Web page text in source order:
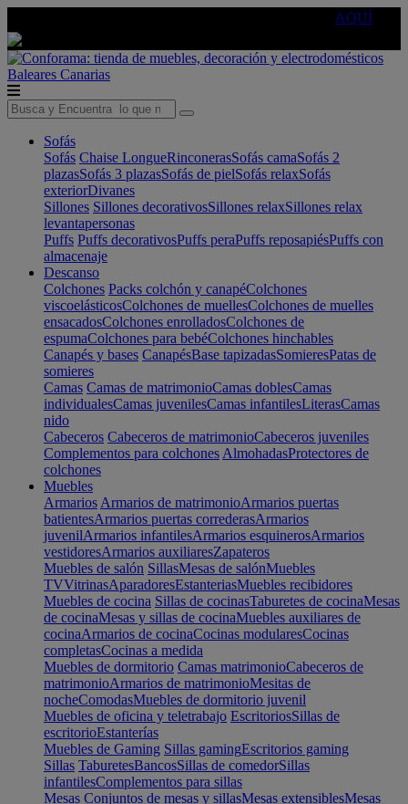
AQUÍ
Baleares Canarias
Sofás
Sofás Chaise LongueRinconerasSofás camaSofás 2
plazasSofás 3 plazasSofás de pielSofás relaxSofás
exteriorDivanes
Sillones Sillones decorativosSillones relaxSillones relax
levantapersonas
Puffs Puffs decorativosPuffs peraPuffs reposapiésPuffs con
almacenaje
Descanso
Colchones Packs colchón y canapéColchones
viscoelásticosColchones de muellesColchones de muelles
ensacadosColchones enrolladosColchones de
espumaColchones para bebéColchones hinchables
Canapés y bases CanapésBase tapizadasSomieresPatas de
somieres
Camas Camas de matrimonioCamas doblesCamas
individualesCamas juvenilesCamas infantilesLiterasCamas
nido
Cabeceros Cabeceros de matrimonioCabeceros juveniles
Complementos para colchones AlmohadasProtectores de
colchones
Muebles
Armarios Armarios de matrimonioArmarios puertas
batientesArmarios puertas correderasArmarios
juvenilArmarios infantilesArmarios esquinerosArmarios
vestidoresArmarios auxiliaresZapateros
Muebles de salón SillasMesas de salónMuebles
TVVitrinasAparadoresEstanteriasMuebles recibidores
Muebles de cocina Sillas de cocinasTaburetes de cocinaMesas
de cocinaMesas y sillas de cocinaMuebles auxiliares de
cocinaArmarios de cocinaCocinas modularesCocinas
completasCocinas a medida
Muebles de dormitorio Camas matrimonioCabeceros de
matrimonioArmarios de matrimonioMesitas de
nocheComodasMuebles de dormitorio juvenil
Muebles de oficina y teletrabajo EscritoriosSillas de
escritorioEstanterías
Muebles de Gaming Sillas gamingEscritorios gaming
Sillas TaburetesBancosSillas de comedorSillas
infantilesComplementos para sillas
Mesas Conjuntos de mesas y sillasMesas extensiblesMesas